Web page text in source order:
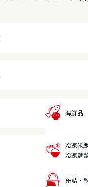
海鮮品
冷凍米飯
冷凍麺
缶詰・